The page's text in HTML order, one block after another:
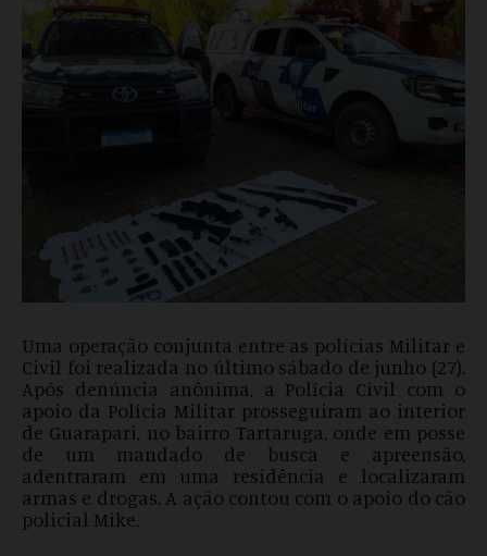
Uma operação conjunta entre as polícias Militar e
Civil foi realizada no último sábado de junho (27).
Após denúncia anônima, a Polícia Civil com o
apoio da Polícia Militar prosseguiram ao interior
de Guarapari, no bairro Tartaruga, onde em posse
de um mandado de busca e apreensão,
adentraram em uma residência e localizaram
armas e drogas. A ação contou com o apoio do cão
policial Mike.